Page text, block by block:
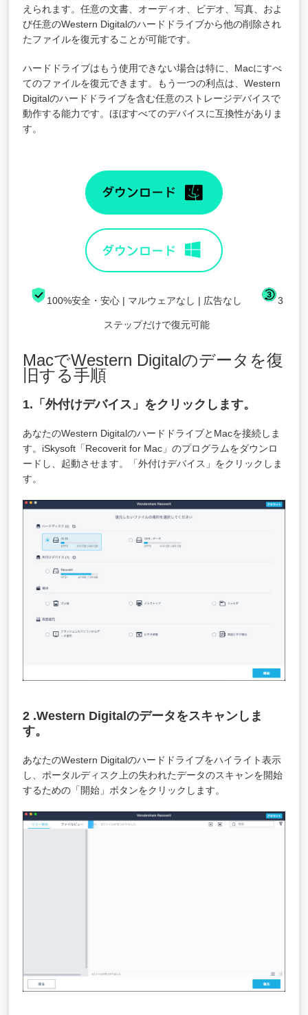
えられます。任意の文書、オーディオ、ビデオ、写真、およ
び任意のWestern Digitalのハードドライブから他の削除され
たファイルを復元することが可能です。
ハードドライブはもう使用できない場合は特に、Macにすべ
てのファイルを復元できます。もう一つの利点は、Western
Digitalのハードドライブを含む任意のストレージデバイスで
動作する能力です。ほぼすべてのデバイスに互換性がありま
す。
100%安全・安心 | マルウェアなし | 広告なし 3
ステップだけで復元可能
MacでWestern Digitalのデータを復
旧する手順
1.「外付けデバイス」をクリックします。
あなたのWestern DigitalのハードドライブとMacを接続しま
す。iSkysoft「Recoverit for Mac 」のプログラムをダウンロ
ードし、起動させます。「外付けデバイス」をクリックしま
す。
2 .Western Digitalのデータをスキャンしま
す。
あなたのWestern Digitalのハードドライブをハイライト表示
し、ポータルディスク上の失われたデータのスキャンを開始
するための「開始」ボタンをクリックします。